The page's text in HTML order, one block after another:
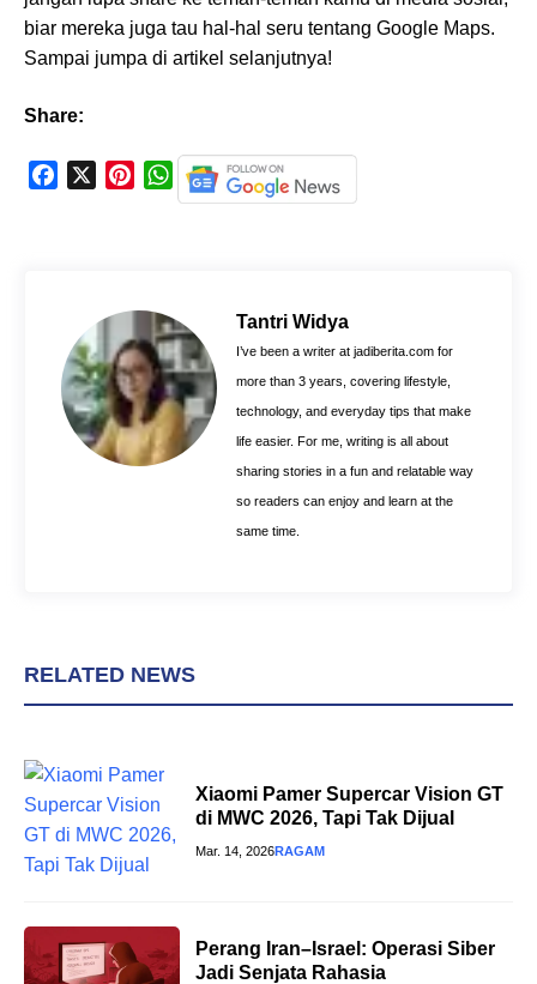
biar mereka juga tau hal-hal seru tentang Google Maps.
Sampai jumpa di artikel selanjutnya!
Share:
k
e
s
t
W
h
A
p
p
Tantri Widya
I’ve been a writer at jadiberita.com for
more than 3 years, covering lifestyle,
technology, and everyday tips that make
life easier. For me, writing is all about
sharing stories in a fun and relatable way
so readers can enjoy and learn at the
same time.
RELATED NEWS
Xiaomi Pamer Supercar Vision GT
di MWC 2026, Tapi Tak Dijual
Mar. 14, 2026RAGAM
Perang Iran–Israel: Operasi Siber
Jadi Senjata Rahasia